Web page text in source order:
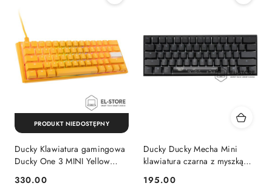
Ducky Klawiatura gamingowa
Ducky One 3 MINI Yellow
330.00
PRODUKT NIEDOSTĘPNY
Ducky Ducky Mecha Mini
klawiatura czarna z myszką
195.00